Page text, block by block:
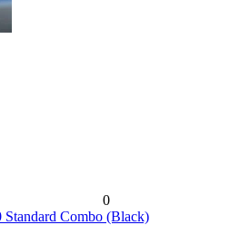
0
Combo (Black)